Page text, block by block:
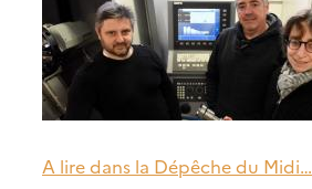
A lire dans la Dépêche du Midi…